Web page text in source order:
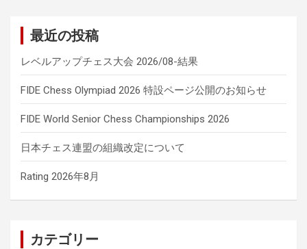
最近の投稿
レベルアップチェス大会 2026/08-結果
FIDE Chess Olympiad 2026 特設ページ公開のお知らせ
FIDE World Senior Chess Championships 2026
日本チェス連盟の組織改定について
Rating 2026年8月
カテゴリー